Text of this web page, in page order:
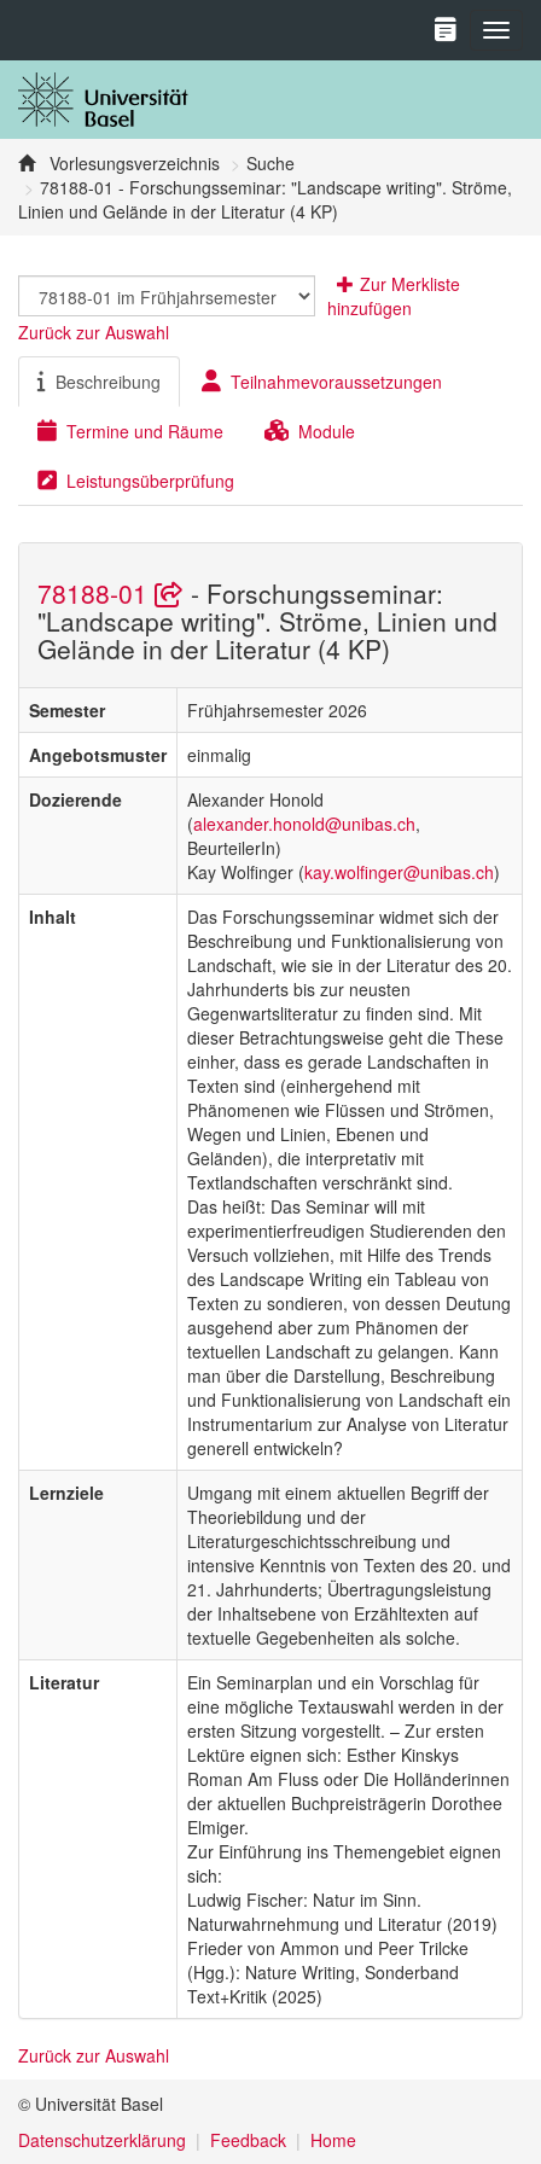
Vorlesungsverzeichnis
Suche
78188-01 - Forschungsseminar: "Landscape writing". Ströme,
Linien und Gelände in der Literatur (4 KP)
Zur Merkliste
hinzufügen
Zurück zur Auswahl
Beschreibung Teilnahmevoraussetzungen
Termine und Räume Module
Leistungsüberprüfung
78188-01 - Forschungsseminar:
"Landscape writing". Ströme, Linien und
Gelände in der Literatur (4 KP)
Semester
Frühjahrsemester 2026
Angebotsmuster
einmalig
Dozierende
Alexander Honold
(alexander.honold@unibas.ch,
BeurteilerIn)
Kay Wolfinger (kay.wolfinger@unibas.ch)
Inhalt
Das Forschungsseminar widmet sich der
Beschreibung und Funktionalisierung von
Landschaft, wie sie in der Literatur des 20.
Jahrhunderts bis zur neusten
Gegenwartsliteratur zu finden sind. Mit
dieser Betrachtungsweise geht die These
einher, dass es gerade Landschaften in
Texten sind (einhergehend mit
Phänomenen wie Flüssen und Strömen,
Wegen und Linien, Ebenen und
Geländen), die interpretativ mit
Textlandschaften verschränkt sind.
Das heißt: Das Seminar will mit
experimentierfreudigen Studierenden den
Versuch vollziehen, mit Hilfe des Trends
des Landscape Writing ein Tableau von
Texten zu sondieren, von dessen Deutung
ausgehend aber zum Phänomen der
textuellen Landschaft zu gelangen. Kann
man über die Darstellung, Beschreibung
und Funktionalisierung von Landschaft ein
Instrumentarium zur Analyse von Literatur
generell entwickeln?
Lernziele
Umgang mit einem aktuellen Begriff der
Theoriebildung und der
Literaturgeschichtsschreibung und
intensive Kenntnis von Texten des 20. und
21. Jahrhunderts; Übertragungsleistung
der Inhaltsebene von Erzähltexten auf
textuelle Gegebenheiten als solche.
Literatur
Ein Seminarplan und ein Vorschlag für
eine mögliche Textauswahl werden in der
ersten Sitzung vorgestellt. – Zur ersten
Lektüre eignen sich: Esther Kinskys
Roman Am Fluss oder Die Holländerinnen
der aktuellen Buchpreisträgerin Dorothee
Elmiger.
Zur Einführung ins Themengebiet eignen
sich:
Ludwig Fischer: Natur im Sinn.
Naturwahrnehmung und Literatur (2019)
Frieder von Ammon und Peer Trilcke
(Hgg.): Nature Writing, Sonderband
Text+Kritik (2025)
Zurück zur Auswahl
© Universität Basel
Datenschutzerklärung
Feedback Home